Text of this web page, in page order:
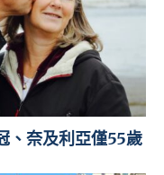
、奈及利亞僅55歲